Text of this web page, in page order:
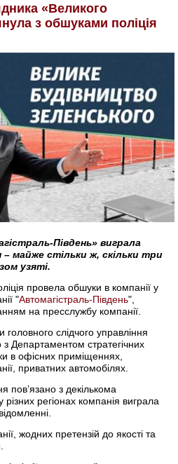
«Великого
з обшуками поліція
Південь» виграла
– майже стільки ж, скільки три
узяті.
провела обшуки в компанії у
"Автомагістраль-Південь",
на пресслужбу компанії.
слідчого управління
з Департаментом стратегічних
в офісних приміщеннях,
приватних автомобілях.
пов’язано з декількома
регіонах компанія виграла
жодних претензій до якості та